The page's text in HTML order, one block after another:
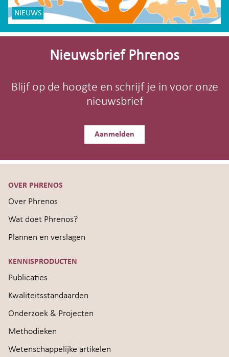
NIEUWS
Site-
Nieuwsbrief Phrenos
Blijf op de hoogte en schrijf je in voor onze
nieuwsbrief
Aanmelden
OVER PHRENOS
Over Phrenos
Wat doet Phrenos?
Plannen en verslagen
KENNISPRODUCTEN
Publicaties
Kwaliteitsstandaarden
Onderzoek & Projecten
Methodieken
Wetenschappelijke artikelen